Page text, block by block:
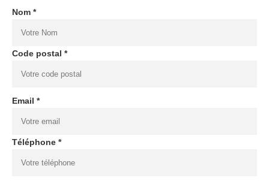
Nom *
Code postal *
Email *
Téléphone *